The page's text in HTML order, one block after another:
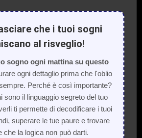
che i tuoi sogni
al risveglio!
sogno ogni mattina su questo
ogni dettaglio prima che l'oblio
Perché è così importante?
sono il linguaggio segreto del tuo
ti permette di decodificare i tuoi
superare le tue paure e trovare
che la logica non può darti.